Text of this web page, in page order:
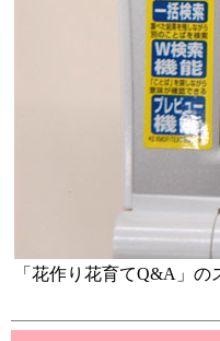
「花作り花育てQ&A」